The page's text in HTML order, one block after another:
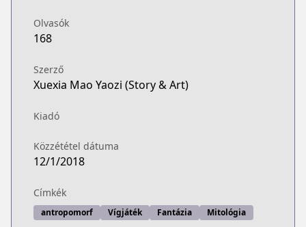
Olvasók
168
Szerző
Xuexia Mao Yaozi (Story & Art)
Kiadó
Közzététel dátuma
12/1/2018
Címkék
antropomorf Vígjáték Fantázia Mitológia